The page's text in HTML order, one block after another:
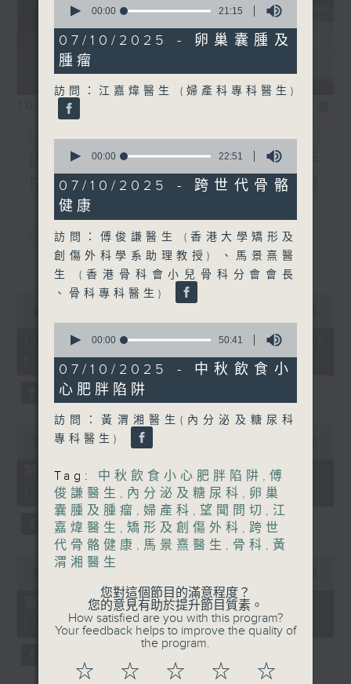
10/08/2026
(主持：葉韻怡、 陳家亮教授)
拆解兒童身高迷思 / 預防手
足口病 / 天氣炎熱，小心爆
「瘡」
1300-1400
主題：拆解兒童身高迷思
嘉賓：李勵嘉醫生(香港中文大學醫學院
科專科醫生)
1400-1430
[衞生署健康資訊站]
主題：預防手足口病
嘉賓：關耀基醫生 (衞生署健康促進處醫
1430-1500
[中華醫學會會診日]
主題：天氣炎熱，小心爆「瘡」
嘉賓：王慶榮醫生(皮膚及性病科專科醫
更多...
minutes,
seconds
10/08/2026 - 足本 Full (HKT
13:05 - 15:00)
seconds
minutes,
seconds
00:00
第一部份 Part 1 (HKT 13:05 -
14:00)
minutes,
seconds
第二部份 Part 2 (HKT 14:04 -
15:00)
seconds
21
minutes,
15
seconds
00:00 21:15
07/10/2025 - 卵巢囊腫及
腫瘤
訪問：江嘉煒醫生 (婦產科專科醫生)
seconds
22
minutes,
51
seconds
00:00 22:51
07/10/2025 - 跨世代骨骼
健康
訪問：傅俊謙醫生 (香港大學矯形及
創傷外科學系助理教授) 、馬景熹醫
生 (香港骨科會小兒骨科分會會長
、骨科專科醫生)
seconds
50
minutes,
41
seconds
00:00 50:41
07/10/2025 - 中秋飲食小
心肥胖陷阱
訪問：黃渭湘醫生(內分泌及糖尿科
專科醫生)
Tag: 中秋飲食小心肥胖陷阱 , 傅
俊謙醫生 , 內分泌及糖尿科 , 卵巢
囊腫及腫瘤 , 婦產科 , 望聞問切 , 江
嘉煒醫生 , 矯形及創傷外科 , 跨世
代骨骼健康 , 馬景熹醫生 , 骨科 , 黃
渭湘醫生
您對這個節目的滿意程度？
您的意見有助於提升節目質素。
How satisfied are you with this program?
Your feedback helps to improve the quality of
the program.
☆ ☆ ☆ ☆ ☆